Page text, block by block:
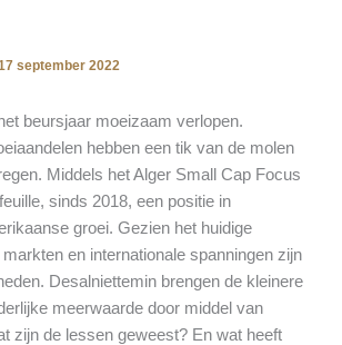
september 2022
beursjaar moeizaam verlopen.
hebben een tik van de molen
Middels het Alger Small Cap Focus
sinds 2018, een positie in
groei. Gezien het huidige
en internationale spanningen zijn
Desalniettemin brengen de kleinere
meerwaarde door middel van
zijn de lessen geweest? En wat heeft